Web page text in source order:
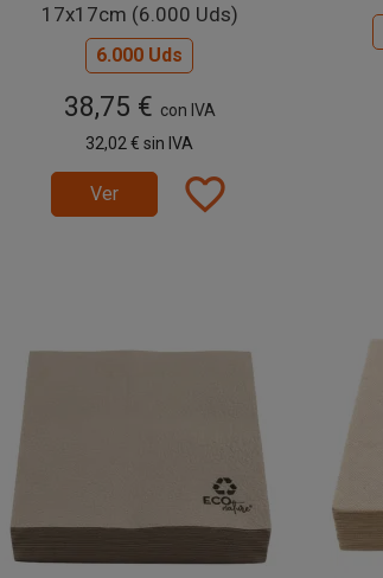
17x17cm (6.000 Uds)
6.000 Uds
38,75 € con IVA
32,02 € sin IVA
Ver favorite_border